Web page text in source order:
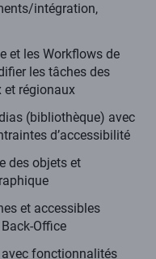
intégration,
et les Workflows de
les tâches des
régionaux
(bibliothèque) avec
d’accessibilité
des objets et
et accessibles
Office
fonctionnalités